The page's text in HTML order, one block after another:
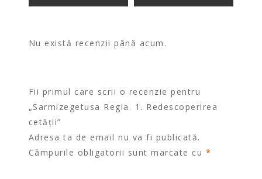
Nu există recenzii până acum.
Fii primul care scrii o recenzie pentru
„Sarmizegetusa Regia. 1. Redescoperirea
cetății”
Adresa ta de email nu va fi publicată.
Câmpurile obligatorii sunt marcate cu *